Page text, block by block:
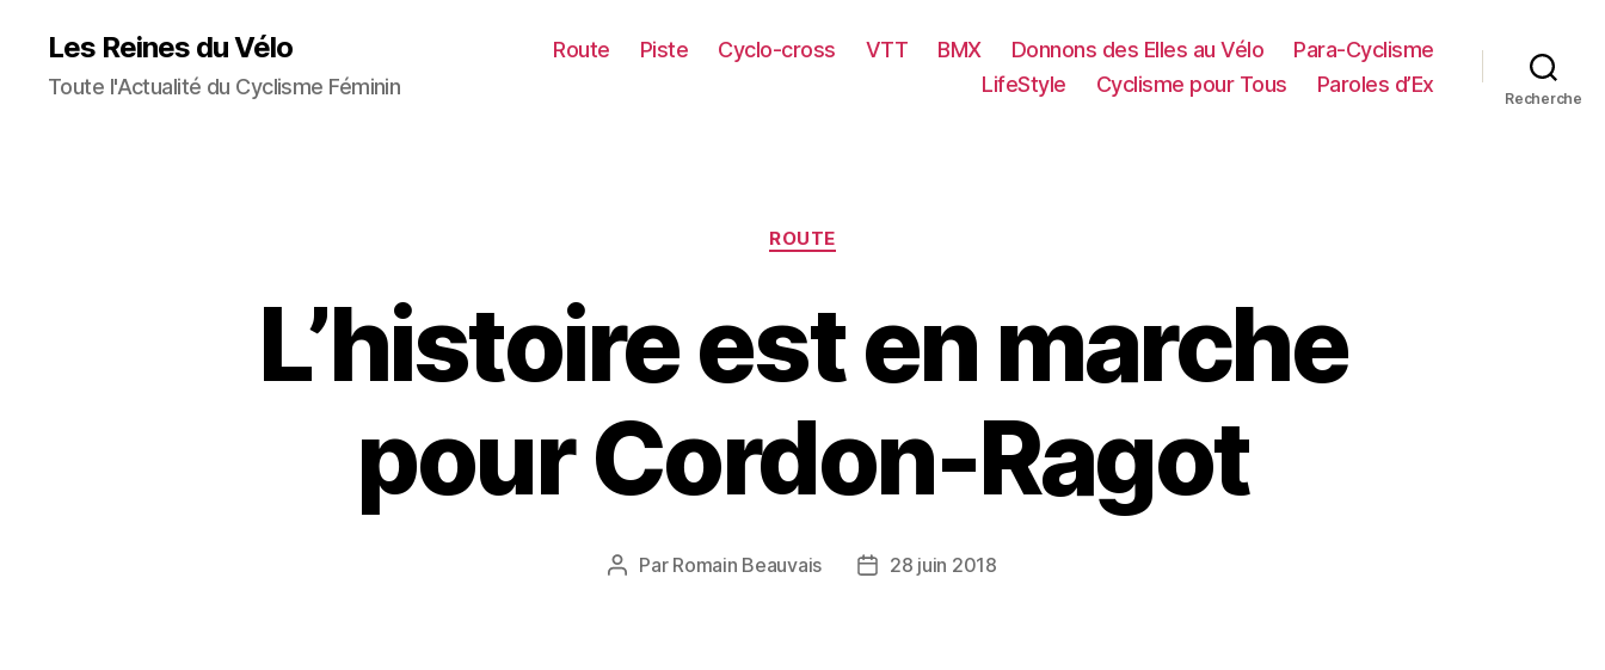
Les Reines du Vélo
Toute l'Actualité du Cyclisme Féminin
Route Piste Cyclo-cross VTT BMX Donnons des Elles au Vélo
Para-Cyclisme
LifeStyle
Cyclisme pour Tous Paroles d’Ex
Recherche
Catégories
ROUTE
L’histoire est en marche
pour Cordon-Ragot
Auteur
Par Romain Beauvais
Date28 juin 2018